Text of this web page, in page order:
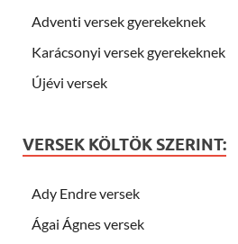
Adventi versek gyerekeknek
Karácsonyi versek gyerekeknek
Újévi versek
VERSEK KÖLTÖK SZERINT:
Ady Endre versek
Ágai Ágnes versek